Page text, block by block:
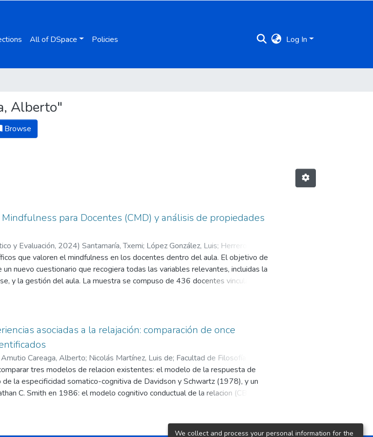
All of DSpace Policies Log In
Alberto"
Browse
para Docentes (CMD) y análisis de propiedades
y Evaluación, 2024) Santamaría, Txemi; López González, Luis; Herrero
; Merino, Laura
que valoren el mindfulness en los docentes dentro del aula. El objetivo de
nuevo cuestionario que recogiera todas las variables relevantes, incluidas la
y la gestión del aula. La muestra se compuso de 436 docentes vinculados a
infantil, primaria y secundaria. El Cuestionario de Mindfulness para
unos índices de fiabilidad y validez adecuados. Así, se pone a
un instrumento nuevo en español cuyo objetivo es evaluar las
que contribuirá a mejorar los Programas Educativos Basados en
aula
asociadas a la relajación: comparación de once
Amutio Careaga, Alberto; Nicolás Martínez, Luis de; Facultad de Filosofía y
tres modelos de relacion existentes: el modelo de la respuesta de
la especificidad somatico-cognitiva de Davidson y Schwartz (1978), y un
C. Smith en 1986: el modelo cognitivo conductual de la relacion (CBRT).
que el modelo de relacion de Smith es el modelo que mejor explica la
conceptualizacion muy deficitaria de la relacion considerandola solamenteWe collect and process your personal information for the